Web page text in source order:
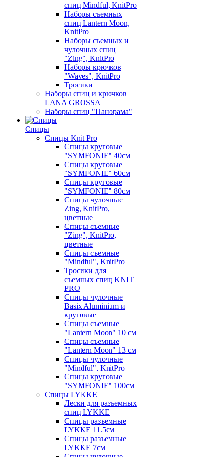
спиц Mindful, KnitPro
Наборы съемных
спиц Lantern Moon,
KnitPro
Наборы съемных и
чулочных спиц
"Zing", KnitPro
Наборы крючков
"Waves", KnitPro
Тросики
Наборы спиц и крючков
LANA GROSSA
Наборы спиц "Панорама"
Спицы
Спицы Knit Pro
Спицы круговые
"SYMFONIE" 40см
Спицы круговые
"SYMFONIE" 60см
Спицы круговые
"SYMFONIE" 80см
Спицы чулочные
Zing, KnitPro,
цветные
Спицы съемные
"Zing", KnitPro,
цветные
Спицы съемные
"Mindful", KnitPro
Тросики для
съемных спиц KNIT
PRO
Спицы чулочные
Basix Aluminium и
круговые
Спицы съемные
"Lantern Moon" 10 см
Спицы съемные
"Lantern Moon" 13 см
Спицы чулочные
"Mindful", KnitPro
Спицы круговые
"SYMFONIE" 100см
Спицы LYKKE
Лески для разъемных
спиц LYKKE
Спицы разъемные
LYKKE 11.5см
Спицы разъемные
LYKKE 7см